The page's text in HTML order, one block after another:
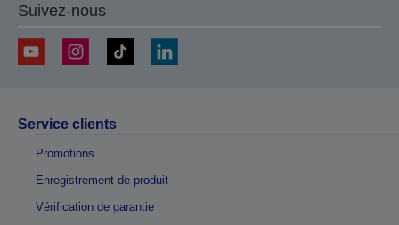
Suivez-nous
Service clients
Promotions
Enregistrement de produit
Vérification de garantie